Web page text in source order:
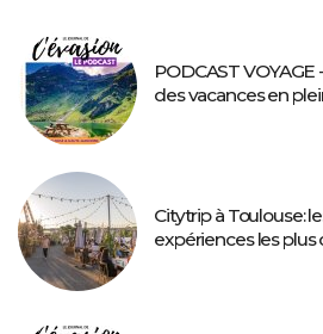
PODCAST
des vacances en
Citytrip à Toulouse:
expériences les plus